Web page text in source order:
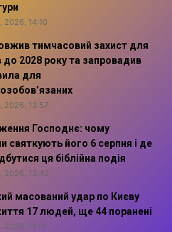
2026, 14:10
тимчасовий захист для
до 2028 року та запровадив
для
2026, 13:57
Господнє: чому
святкують його 6 серпня і де
ця біблійна подія
2026, 13:42
масований удар по Києву
17 людей, ще 44 поранені
2026, 11:16